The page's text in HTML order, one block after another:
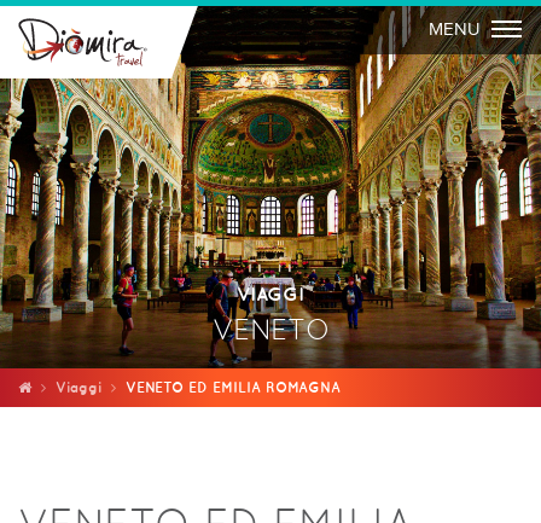
MENU
VIAGGI
VENETO
Viaggi VENETO ED EMILIA ROMAGNA